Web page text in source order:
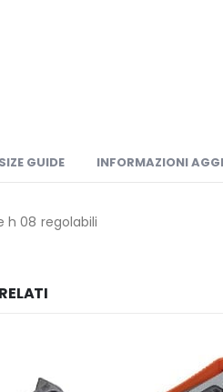
SIZE GUIDE INFORMAZIONI
08 regolabili